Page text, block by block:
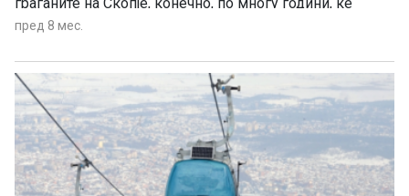
добијат соодветен градски превоз.
пред 8 мес.